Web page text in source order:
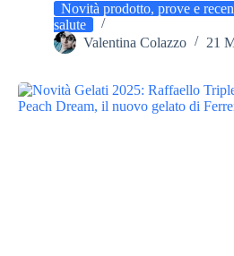
Novità prodotto, prove e
salute
Valentina Colazzo
21